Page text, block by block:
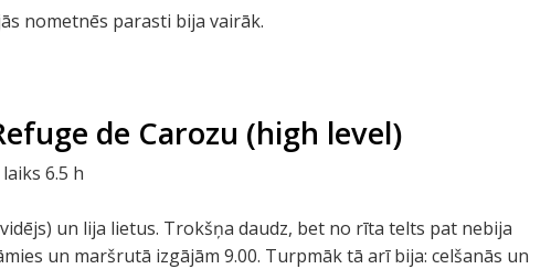
nometnēs parasti bija vairāk.
de Carozu (high level)
6.5 h
un lija lietus. Trokšņa daudz, bet no rīta telts pat nebija
un maršrutā izgājām 9.00. Turpmāk tā arī bija: celšanās un